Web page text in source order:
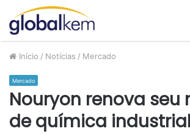
Início / Notícias / Mercado
Mercado
Nouryon renova seu
de química industrial